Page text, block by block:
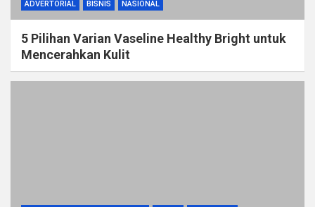
ADVERTORIAL BISNIS NASIONAL
5 Pilihan Varian Vaseline Healthy Bright untuk
Mencerahkan Kulit